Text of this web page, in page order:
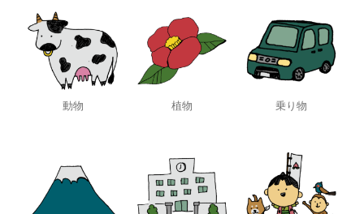
動物 植物 乗り物